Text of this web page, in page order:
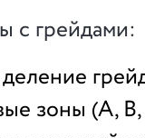
с грейдами:
зоны (А,